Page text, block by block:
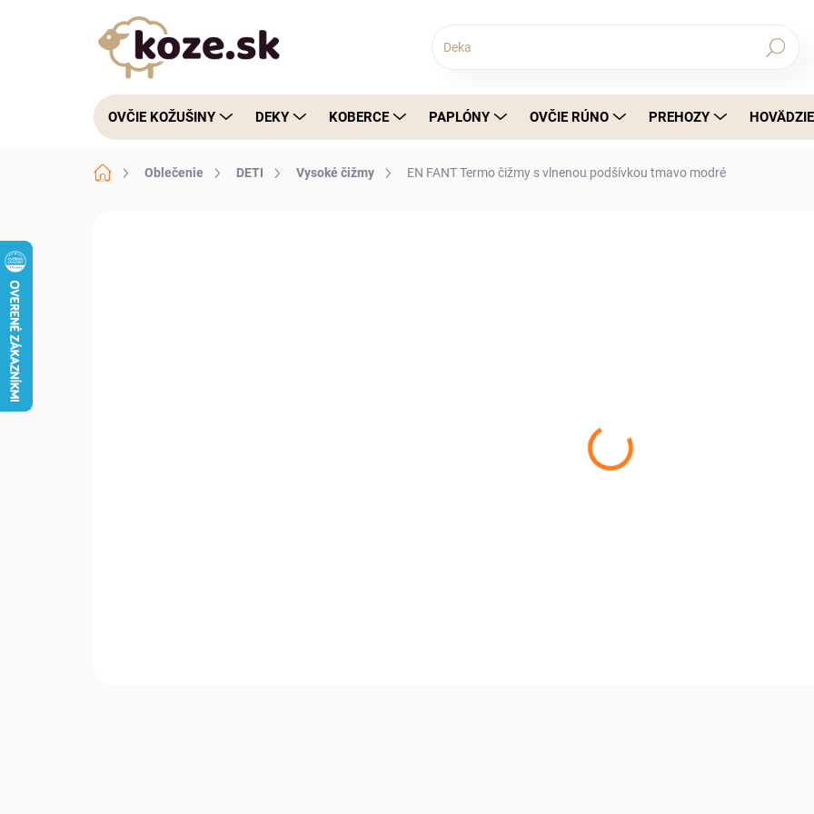
Hľadať
OVČIE KOŽUŠINY DEKY KOBERCE PAPLÓNY OVČIE RÚNO PREHOZY
DomovOblečenie DETI Vysoké čižmy EN FANT Termo čižmy s vlnenou podšívkou tmavo modré